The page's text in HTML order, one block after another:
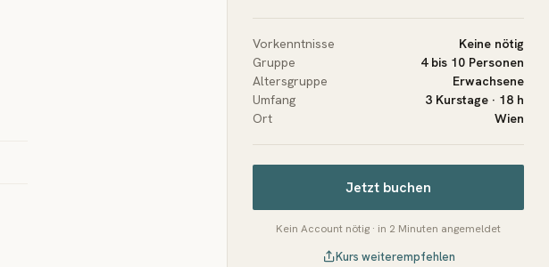
Vorkenntnisse
Keine nötig
Gruppe
4 bis 10 Personen
Altersgruppe
Erwachsene
Umfang
3 Kurstage · 18 h
Ort
Wien
Jetzt buchen
Kein Account nötig · in 2 Minuten angemeldet
Kurs weiterempfehlen